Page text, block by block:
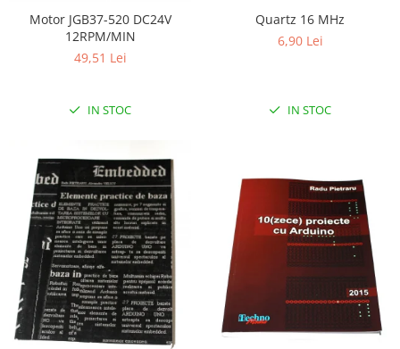
Releu
Accesorii
Accesorii
Antene
Breadboard
Cabluri
Conectori
Cutii
Motor JGB37-520 DC24V
12RPM/MIN
49,51 Lei
IN STOC
Quartz 16 MHz
6,90 Lei
IN STOC